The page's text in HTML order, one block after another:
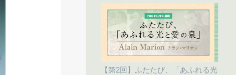
【第2回】ふたたび、「あふれる光